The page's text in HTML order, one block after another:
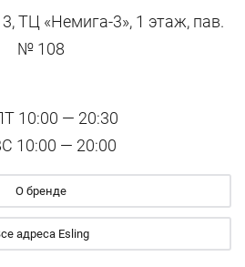
ТЦ «Немига-3», 1 этаж, пав.
№ 108
10:00 — 20:30
10:00 — 20:00
О бренде
адреса Esling